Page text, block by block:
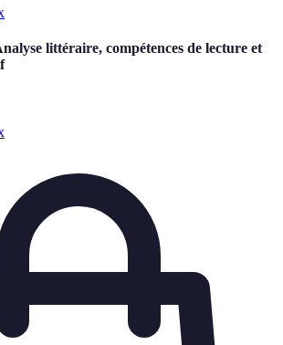
littéraire, compétences de lecture et